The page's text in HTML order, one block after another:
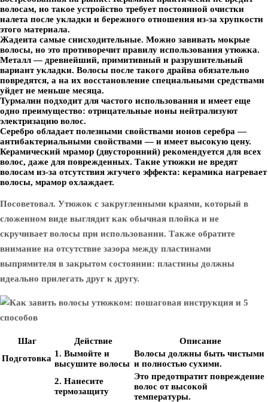
волосам, но такое устройство требует постоянной очистки
налета после укладки и бережного отношения из-за хрупкости
этого материала.
Жадеита самые снисходительные. Можно завивать мокрые
волосы, но это противоречит правилу использования утюжка.
Металл — древнейший, примитивный и разрушительный
вариант укладки. Волосы после такого драйва обязательно
повредятся, а на их восстановление специальными средствами
уйдет не меньше месяца.
Турмалин подходит для частого использования и имеет еще
одно преимущество: отрицательные ионы нейтрализуют
электризацию волос.
Серебро обладает полезными свойствами ионов серебра —
антибактериальными свойствами — и имеет высокую цену.
Керамический мрамор (двусторонний) рекомендуется для всех
волос, даже для поврежденных. Такие утюжки не вредят
волосам из-за отсутствия жгучего эффекта: керамика нагревает
волосы, мрамор охлаждает.
Посоветовал. Утюжок с закругленными краями, который в
сложенном виде выглядит как обычная плойка и не
скручивает волосы при использовании. Также обратите
внимание на отсутствие зазора между пластинами
выпрямителя в закрытом состоянии: пластины должны
идеально прилегать друг к другу.
Шаг Действие
Описание
Подготовка 1. Вымойте и
высушите волосы
Волосы должны быть чистыми
и полностью сухими.
2. Нанесите
термозащиту
Это предотвратит повреждение
волос от высокой
температуры.